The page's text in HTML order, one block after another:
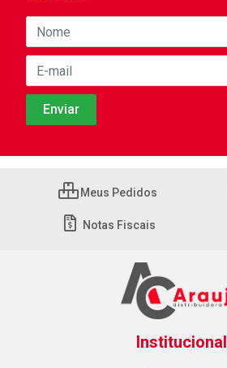
Meus Pedidos
Notas Fiscais
Institucional